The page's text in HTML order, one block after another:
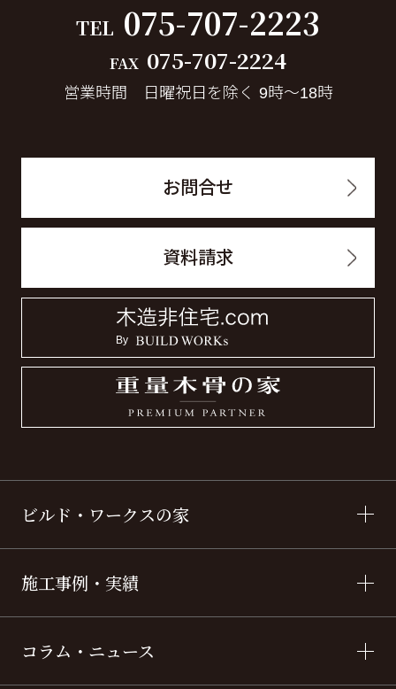
TEL 075-707-2223
FAX 075-707-2224
営業時間 日曜祝日を除く 9時～18時
お問合せ
資料請求
ビルド・ワークスの家
施工事例・実績
コラム・ニュース